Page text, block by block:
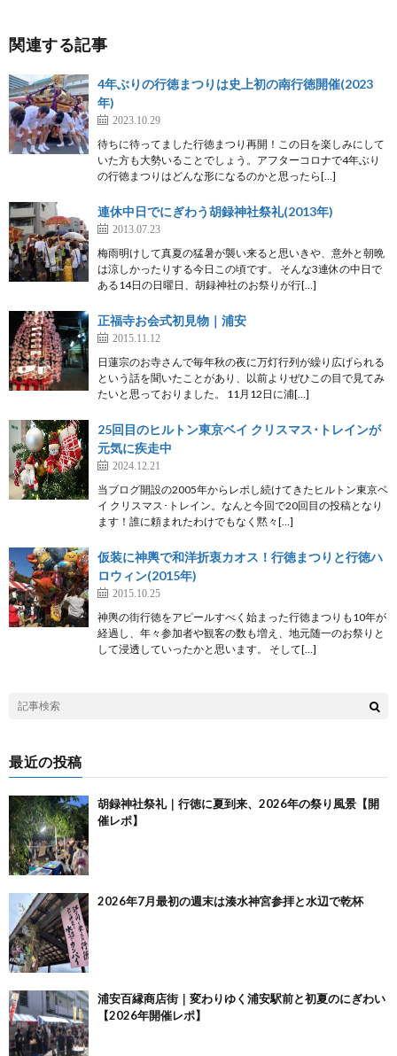
関連する記事
4年ぶりの行徳まつりは史上初の南行徳開催(2023
年)
2023.10.29
待ちに待ってました行徳まつり再開！この日を楽しみにして
いた方も大勢いることでしょう。アフターコロナで4年ぶり
の行徳まつりはどんな形になるのかと思ったら[…]
連休中日でにぎわう胡録神社祭礼(2013年)
2013.07.23
梅雨明けして真夏の猛暑が襲い来ると思いきや、意外と朝晩
は涼しかったりする今日この頃です。 そんな3連休の中日で
ある14日の日曜日、胡録神社のお祭りが行[…]
正福寺お会式初見物｜浦安
2015.11.12
日蓮宗のお寺さんで毎年秋の夜に万灯行列が繰り広げられる
という話を聞いたことがあり、以前よりぜひこの目で見てみ
たいと思っておりました。 11月12日に浦[…]
25回目のヒルトン東京ベイ クリスマス･トレインが
元気に疾走中
2024.12.21
当ブログ開設の2005年からレポし続けてきたヒルトン東京ベ
イ クリスマス･トレイン。なんと今回で20回目の投稿となり
ます！誰に頼まれたわけでもなく黙々[…]
仮装に神輿で和洋折衷カオス！行徳まつりと行徳ハ
ロウィン(2015年)
2015.10.25
神輿の街行徳をアピールすべく始まった行徳まつりも10年が
経過し、年々参加者や観客の数も増え、地元随一のお祭りと
して浸透していったかと思います。 そして[…]
最近の投稿
胡録神社祭礼｜行徳に夏到来、2026年の祭り風景【開
催レポ】
2026年7月最初の週末は湊水神宮参拝と水辺で乾杯
浦安百縁商店街｜変わりゆく浦安駅前と初夏のにぎわい
【2026年開催レポ】